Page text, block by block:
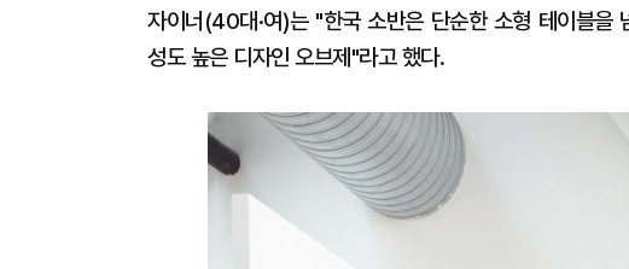
자이너(40대·여)는 "한국 소반은 단순한 소형 테이블을
성도 높은 디자인 오브제"라고 했다.